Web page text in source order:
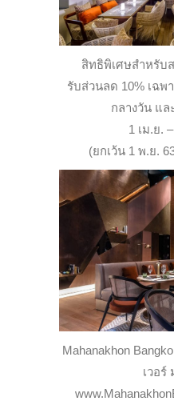
สิทธิพิเศษสำหรับ
รับส่วนลด 10% เฉ
กลางวัน แล
1 เม.ย.
(ยกเว้น 1 พ.ย.
Mahanakhon
เวอร์